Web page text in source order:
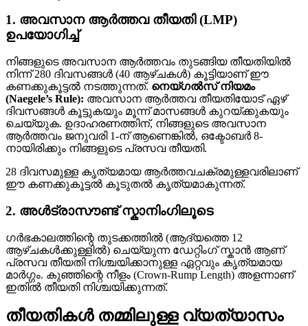
1. അവസാന ആർത്തവ തീയതി (LMP)
ഉപയോഗിച്ച്
നിങ്ങളുടെ അവസാന ആർത്തവം തുടങ്ങിയ തീയതിയിൽ
നിന്ന് 280 ദിവസങ്ങൾ (40 ആഴ്ചകൾ) കൂട്ടിയാണ് ഈ
കണക്കുകൂട്ടൽ നടത്തുന്നത്. നെയ്ഗൽസ് നിയമം
(Naegele’s Rule): അവസാന ആർത്തവ തീയതിയോട് ഏഴ്
ദിവസങ്ങൾ കൂട്ടുകയും മൂന്ന് മാസങ്ങൾ കുറയ്ക്കുകയും
ചെയ്യുക. ഉദാഹരണത്തിന്, നിങ്ങളുടെ അവസാന
ആർത്തവം ജനുവരി 1-ന് ആണെങ്കിൽ, ഒക്ടോബർ 8-
നായിരിക്കും നിങ്ങളുടെ പ്രസവ തീയതി.
28 ദിവസമുള്ള കൃത്യമായ ആർത്തവചക്രമുള്ളവരിലാണ്
ഈ കണക്കുകൂട്ടൽ കൂടുതൽ കൃത്യമാകുന്നത്.
2. അൾട്രാസൗണ്ട് സ്കാനിംഗിലൂടെ
ഗർഭകാലത്തിന്റെ തുടക്കത്തിൽ (ആദ്യത്തെ 12
ആഴ്ചകൾക്കുള്ളിൽ) ചെയ്യുന്ന ഡേറ്റിംഗ് സ്കാൻ ആണ്
പ്രസവ തീയതി നിശ്ചയിക്കാനുള്ള ഏറ്റവും കൃത്യമായ
മാർഗ്ഗം. കുഞ്ഞിന്റെ നീളം (Crown-Rump Length) അളന്നാണ്
ഇതിൽ തീയതി നിശ്ചയിക്കുന്നത്.
തീയതികൾ തമ്മിലുള്ള വ്യത്യാസം